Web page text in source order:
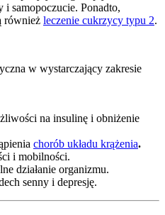
i samopoczucie. Ponadto,
również leczenie cukrzycy typu 2.
w wystarczający zakresie
na insulinę i obniżenie
chorób układu krążenia.
i mobilności.
działanie organizmu.
senny i depresję.